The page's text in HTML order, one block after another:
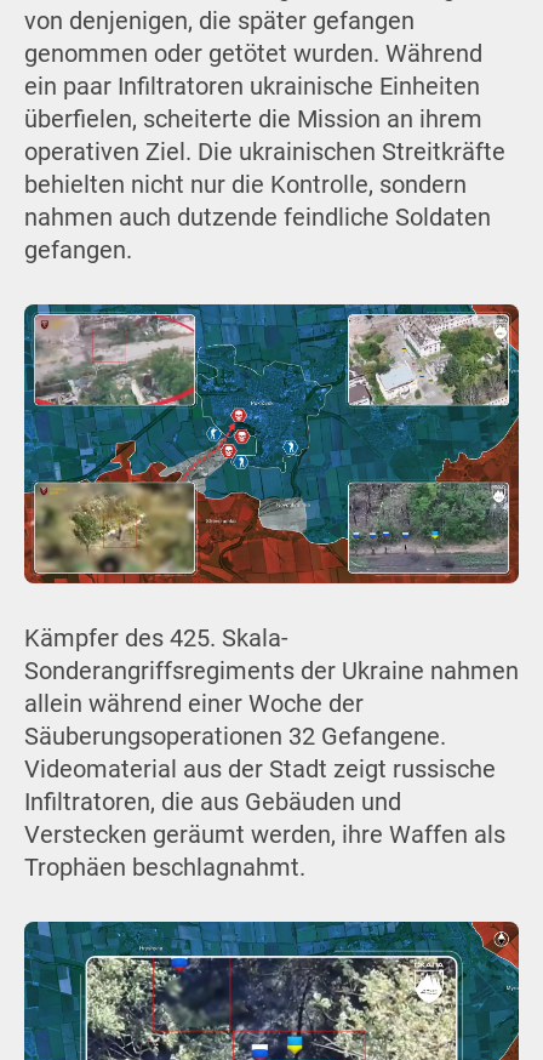
von denjenigen, die später gefangen
genommen oder getötet wurden. Während
ein paar Infiltratoren ukrainische Einheiten
überfielen, scheiterte die Mission an ihrem
operativen Ziel. Die ukrainischen Streitkräfte
behielten nicht nur die Kontrolle, sondern
nahmen auch dutzende feindliche Soldaten
gefangen.
Kämpfer des 425. Skala-
Sonderangriffsregiments der Ukraine nahmen
allein während einer Woche der
Säuberungsoperationen 32 Gefangene.
Videomaterial aus der Stadt zeigt russische
Infiltratoren, die aus Gebäuden und
Verstecken geräumt werden, ihre Waffen als
Trophäen beschlagnahmt.